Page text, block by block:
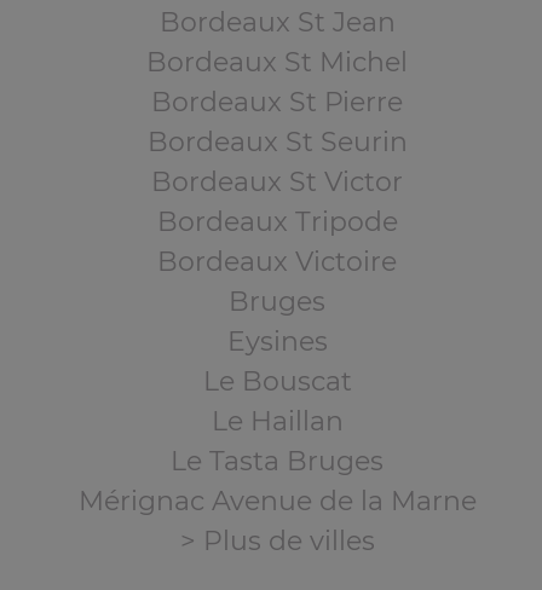
Bordeaux St Jean
Bordeaux St Michel
Bordeaux St Pierre
Bordeaux St Seurin
Bordeaux St Victor
Bordeaux Tripode
Bordeaux Victoire
Bruges
Eysines
Le Bouscat
Le Haillan
Le Tasta Bruges
Mérignac Avenue de la Marne
> Plus de villes